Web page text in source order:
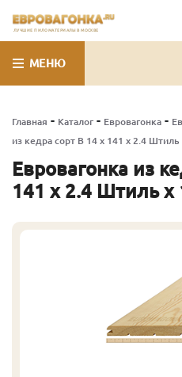
ЛУЧШИЕ ПИЛОМАТЕРИАЛЫ В МОСКВЕ
МЕНЮ
Главная - Каталог - Евровагонка -
из кедра сорт В 14 x 141 x 2.4 Штиль
Евровагонка из
141 x 2.4 Штиль x